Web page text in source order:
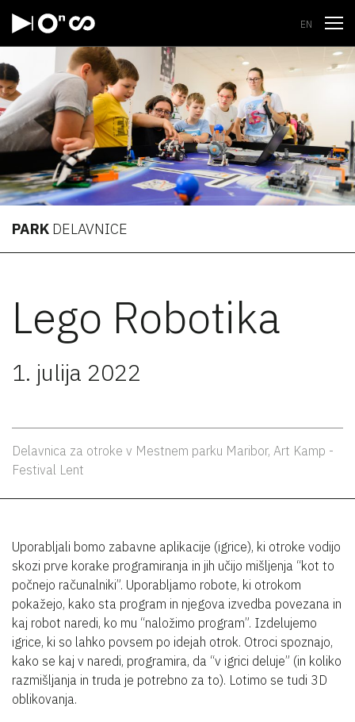
EN
PARK DELAVNICE
Lego Robotika
1. julija 2022
Delavnica za otroke v Mestnem parku Maribor, Art Kamp -
Festival Lent
Uporabljali bomo zabavne aplikacije (igrice), ki otroke vodijo
skozi prve korake programiranja in jih učijo mišljenja “kot to
počnejo računalniki”. Uporabljamo robote, ki otrokom
pokažejo, kako sta program in njegova izvedba povezana in
kaj robot naredi, ko mu “naložimo program”. Izdelujemo
igrice, ki so lahko povsem po idejah otrok. Otroci spoznajo,
kako se kaj v naredi, programira, da “v igrici deluje” (in koliko
razmišljanja in truda je potrebno za to). Lotimo se tudi 3D
oblikovanja.